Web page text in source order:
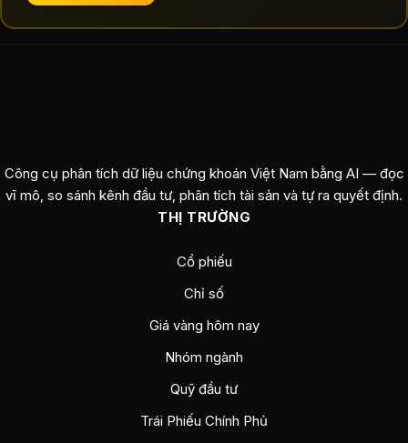
Công cụ phân tích dữ liệu chứng khoán Việt Nam bằng AI — đọc
vĩ mô, so sánh kênh đầu tư, phân tích tài sản và tự ra quyết định.
THỊ TRƯỜNG
Cổ phiếu
Chỉ số
Giá vàng hôm nay
Nhóm ngành
Quỹ đầu tư
Trái Phiếu Chính Phủ